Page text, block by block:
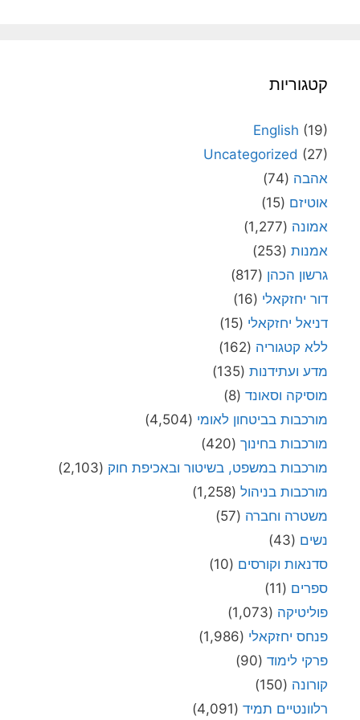
קטגוריות
English (19)
Uncategorized (27)
אהבה (74)
אוטיזם (15)
אמונה (1,277)
אמנות (253)
גרשון הכהן (817)
דור יחזקאלי (16)
דניאל יחזקאלי (15)
ללא קטגוריה (162)
מדע ועתידנות (135)
מוסיקה וסאונד (8)
מורכבות בביטחון לאומי (4,504)
מורכבות בחינוך (420)
מורכבות במשפט, בשיטור ובאכיפת חוק (2,103)
מורכבות בניהול (1,258)
משטרה וחברה (57)
נשים (43)
סדנאות וקורסים (10)
ספרים (11)
פוליטיקה (1,073)
פנחס יחזקאלי (1,986)
פרקי לימוד (90)
קורונה (150)
רלוונטיים תמיד (4,091)